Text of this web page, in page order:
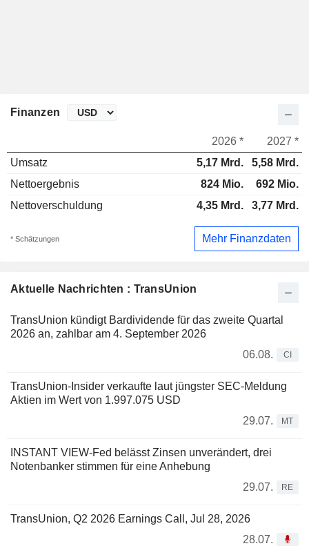
Aktuelle Nachrichten : TransUnion
TransUnion kündigt Bardividende für das zweite Quartal
2026 an, zahlbar am 4. September 2026
06.08.
CI
TransUnion-Insider verkaufte laut jüngster SEC-Meldung
Aktien im Wert von 1.997.075 USD
29.07.
MT
INSTANT VIEW-Fed belässt Zinsen unverändert, drei
Notenbanker stimmen für eine Anhebung
29.07.
RE
TransUnion, Q2 2026 Earnings Call, Jul 28, 2026
28.07.
Finanzen
2026 *
2027 *
Umsatz
5,17 Mrd.
5,58 Mrd.
Nettoergebnis
824 Mio.
692 Mio.
Nettoverschuldung
4,35 Mrd. 3,77 Mrd.
* Schätzungen Mehr Finanzdaten